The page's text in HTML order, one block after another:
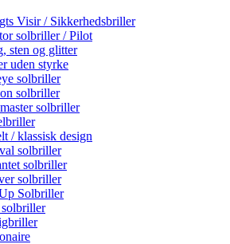
Visir / Sikkerhedsbriller
solbriller / Pilot
sten og glitter
uden styrke
solbriller
solbriller
solbriller
/ klassisk design
solbriller
solbriller
solbriller
Solbriller